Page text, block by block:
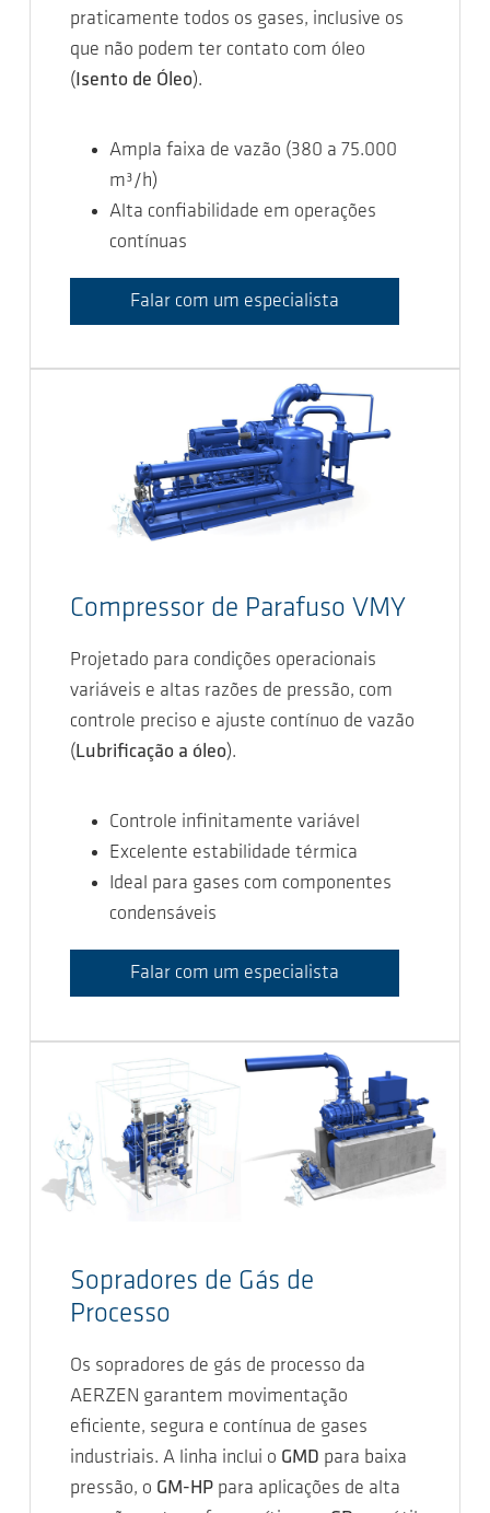
praticamente todos os gases, inclusive os
que não podem ter contato com óleo
( Isento de Óleo).
Ampla faixa de vazão (380 a 75.000
m³/h)
Alta confiabilidade em operações
contínuas
Falar com um especialista
Compressor de Parafuso VMY
Projetado para condições operacionais
variáveis e altas razões de pressão, com
controle preciso e ajuste contínuo de vazão
(Lubrificação a óleo).
Controle infinitamente variável
Excelente estabilidade térmica
Ideal para gases com componentes
condensáveis
Falar com um especialista
Sopradores de Gás de
Processo
Os sopradores de gás de processo da
AERZEN garantem movimentação
eficiente, segura e contínua de gases
industriais. A linha inclui o GMD para baixa
pressão, o GM-HP para aplicações de alta